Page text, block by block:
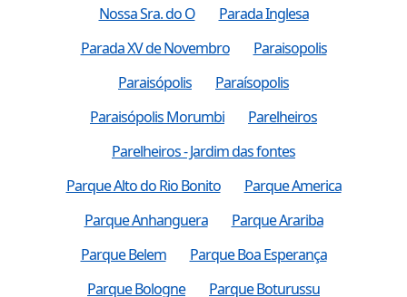
Nossa Sra. do O
Parada Inglesa
Parada XV de Novembro
Paraisopolis
Paraisópolis
Paraísopolis
Paraisópolis Morumbi
Parelheiros
Parelheiros - Jardim das fontes
Parque Alto do Rio Bonito
Parque America
Parque Anhanguera
Parque Arariba
Parque Belem
Parque Boa Esperança
Parque Bologne
Parque Boturussu